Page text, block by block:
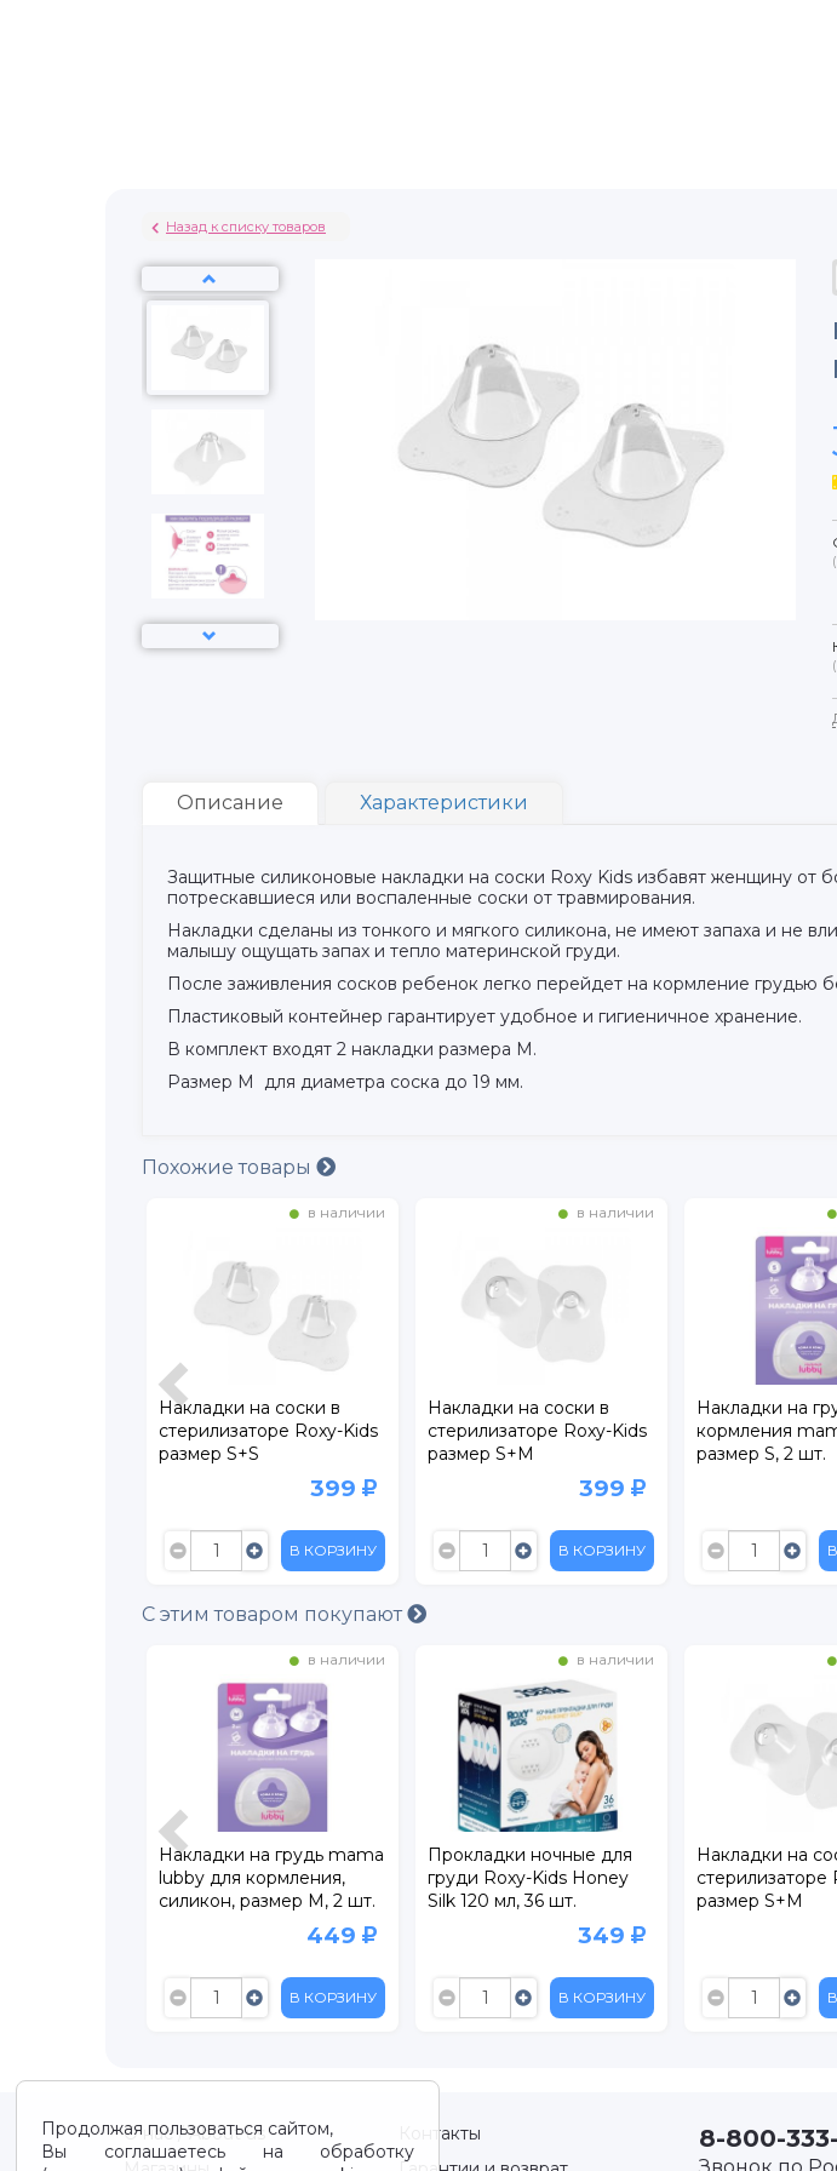
Назад к списку товаров
Описание Характеристики
Защитные силиконовые накладки на соски Roxy Kids избавят женщину
потрескавшиеся или воспаленные соски от травмирования.
Накладки сделаны из тонкого и мягкого силикона, не имеют запаха и не
малышу ощущать запах и тепло материнской груди.
После заживления сосков ребенок легко перейдет на кормление грудью
Пластиковый контейнер гарантирует удобное и гигиеничное хранение.
В комплект входят 2 накладки размера M.
Размер M для диаметра соска до 19 мм.
Похожие товары
Накладки на соски в
стерилизаторе Roxy-Kids
В КОРЗИНУ
Накладки на соски в
стерилизаторе Roxy-Kids
В КОРЗИНУ
Накладки на грудь для
кормления mama Lubby,
В КОРЗИНУ
С этим товаром покупают
в наличии
Накладки на грудь mama
lubby для кормления,
силикон, размер M, 2 шт.
449
В КОРЗИНУ
в наличии
Прокладки ночные для
груди Roxy-Kids Honey
Silk 120 мл, 36 шт.
349
В КОРЗИНУ
Накладки на
стерилизаторе
размер S+M
Продолжая пользоваться сайтом,
Вы соглашаетесь на обработку
О нас / About us
Контакты
8-800-